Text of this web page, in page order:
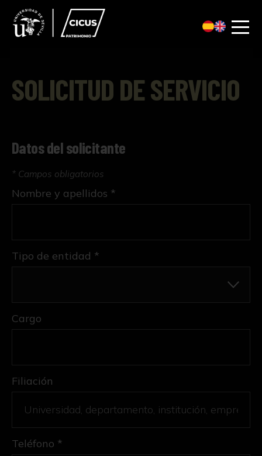
SOLICITUD DE SERVICIO
Datos del solicitante
* Campos obligatorios
Tipo de entidad *
Nombre y apellidos *
Cargo
Filiación
Teléfono *